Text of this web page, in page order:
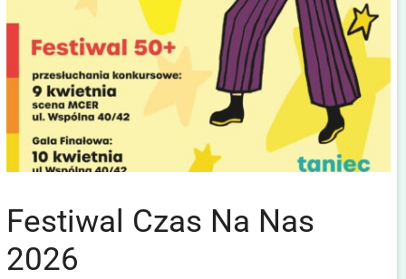
Festiwal Czas Na Nas
2026